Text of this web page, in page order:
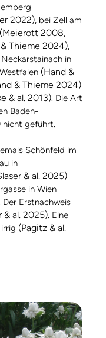
2022), bei Zell am
(Meierott 2008,
Thieme 2024),
Neckarstainach in
(Hand &
& Thieme 2024)
& al. 2013) Die Art
Baden-
nicht geführt
Schönfeld im
in
& al. 2025)
in Wien
. Der Erstnachweis
& al. 2025) Eine
(Pagitz & al.